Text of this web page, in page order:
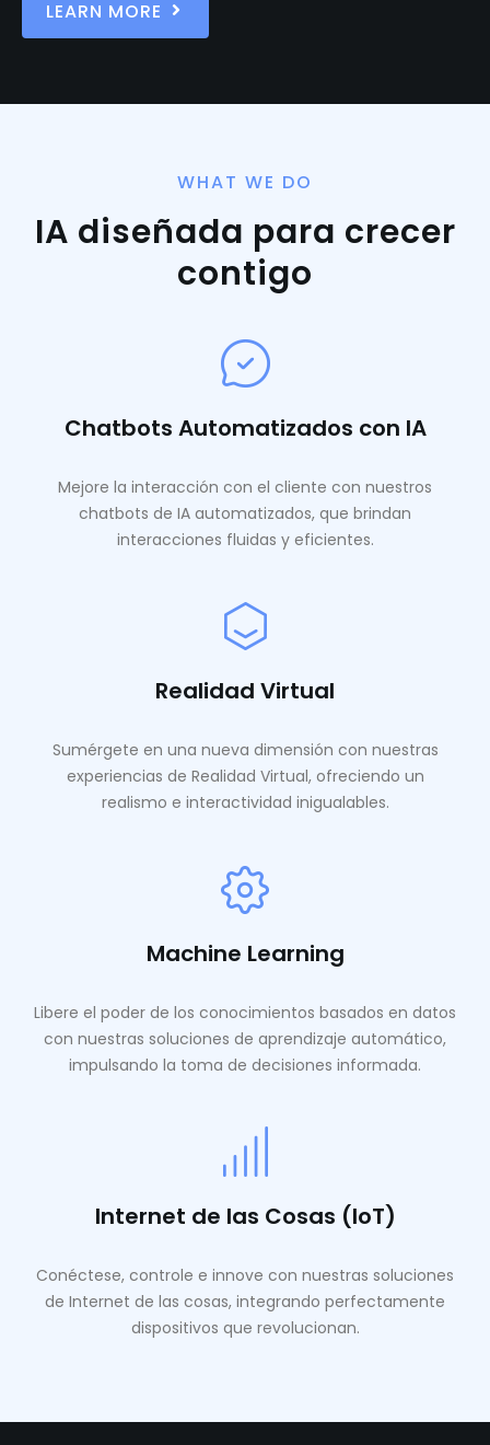
LEARN MORE
WHAT WE DO
IA diseñada para crecer
contigo
Chatbots Automatizados con IA
Mejore la interacción con el cliente con nuestros
chatbots de IA automatizados, que brindan
interacciones fluidas y eficientes.
Realidad Virtual
Sumérgete en una nueva dimensión con nuestras
experiencias de Realidad Virtual, ofreciendo un
realismo e interactividad inigualables.
Machine Learning
Libere el poder de los conocimientos basados ​​en datos
con nuestras soluciones de aprendizaje automático,
impulsando la toma de decisiones informada.
Internet de las Cosas (IoT)
Conéctese, controle e innove con nuestras soluciones
de Internet de las cosas, integrando perfectamente
dispositivos que revolucionan.